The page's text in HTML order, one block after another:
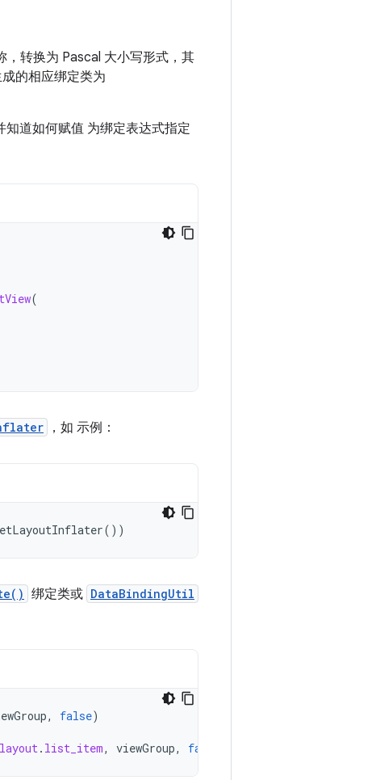
转换为 Pascal 大小写形式，其
成的相应绑定类为
道如何赋值 为绑定表达式指定
(
，如 示例：
())
绑定类或 DataBindingUtil
, false)
layout. list_item, viewGroup, false